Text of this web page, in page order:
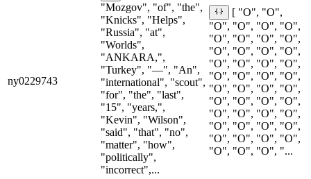
ny0229743
"Mozgov", "of", "the",
"Knicks", "Helps",
"Russia", "at",
"Worlds",
"ANKARA,",
"Turkey", "—", "An",
"international", "scout",
"for", "the", "last",
"15", "years,",
"Kevin", "Wilson",
"said", "that", "no",
"matter", "how",
"politically",
"incorrect",...
[ "O", "O",
"O", "O", "O", "O",
"O", "O", "O", "O",
"O", "O", "O", "O",
"O", "O", "O", "O",
"O", "O", "O", "O",
"O", "O", "O", "O",
"O", "O", "O", "O",
"O", "O", "O", "O",
"O", "O", "O", "O",
"O", "O", "O", "O",
"O", "O", "O", "...